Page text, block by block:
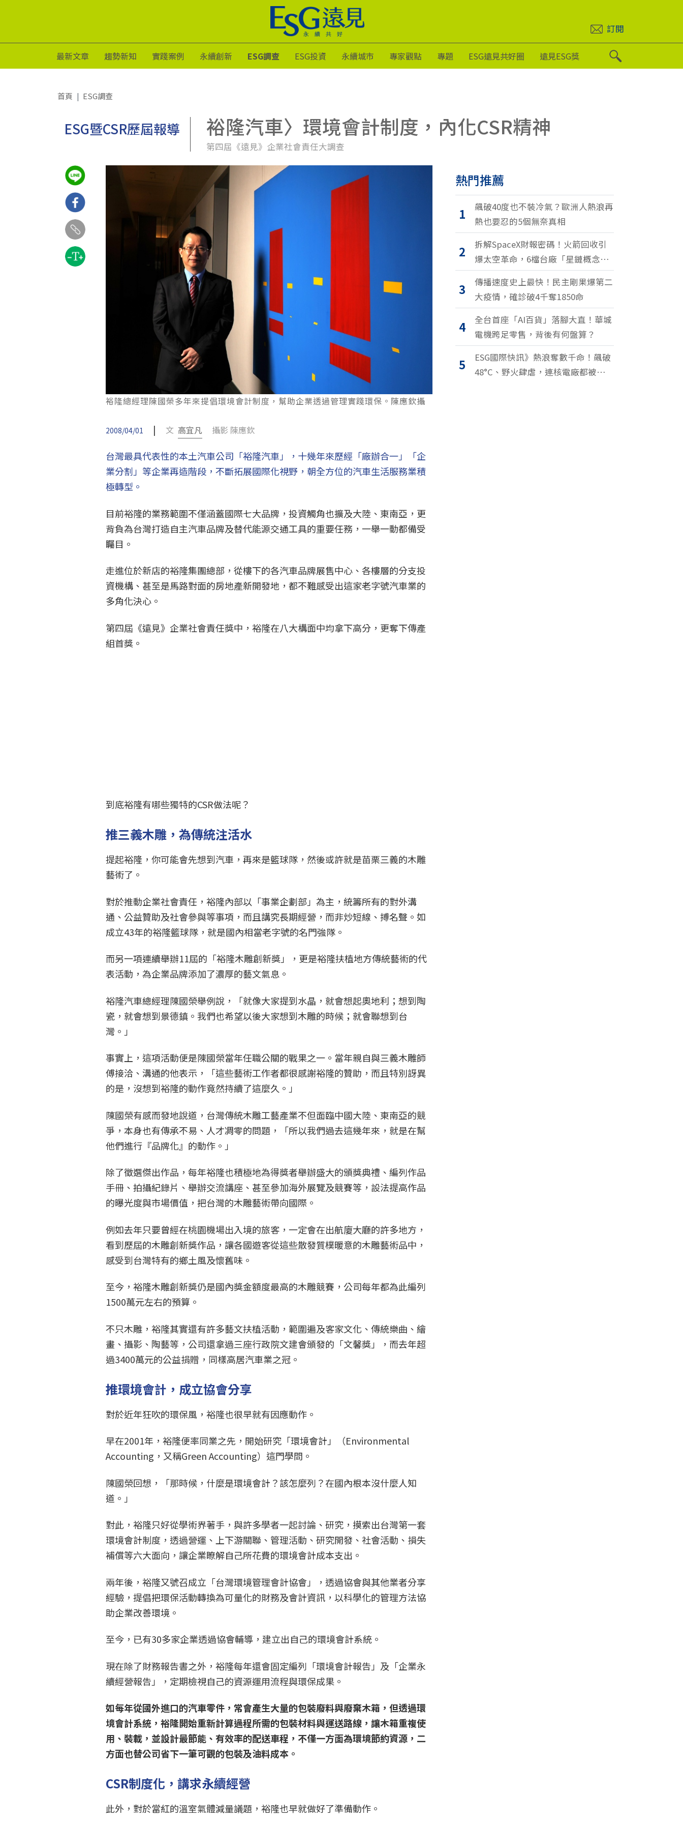
訂閱
最新文章 趨勢新知 實踐案例 永續創新 ESG調查 ESG投資 永續城市 專家觀點 專題 ESG遠見共好圈 遠見ESG獎
首頁 ESG調查
ESG暨CSR歷屆報導 裕隆汽車〉環境會計制度，內化CSR精神
第四屆《遠見》企業社會責任大調查
裕隆總經理陳國榮多年來提倡環境會計制度，幫助企業透過管理實踐環保。陳應欽攝
2008/04/01 | 文 高宜凡 攝影 陳應欽
台灣最具代表性的本土汽車公司「裕隆汽車」，十幾年來歷經「廠辦合一」「企
業分割」等企業再造階段，不斷拓展國際化視野，朝全方位的汽車生活服務業積
極轉型。
目前裕隆的業務範圍不僅涵蓋國際七大品牌，投資觸角也擴及大陸、東南亞，更
背負為台灣打造自主汽車品牌及替代能源交通工具的重要任務，一舉一動都備受
矚目。
走進位於新店的裕隆集團總部，從樓下的各汽車品牌展售中心、各樓層的分支投
資機構、甚至是馬路對面的房地產新開發地，都不難感受出這家老字號汽車業的
多角化決心。
第四屆《遠見》企業社會責任獎中，裕隆在八大構面中均拿下高分，更奪下傳產
組首獎。
到底裕隆有哪些獨特的CSR做法呢？
推三義木雕，為傳統注活水
提起裕隆，你可能會先想到汽車，再來是籃球隊，然後或許就是苗栗三義的木雕
藝術了。
對於推動企業社會責任，裕隆內部以「事業企劃部」為主，統籌所有的對外溝
通、公益贊助及社會參與等事項，而且講究長期經營，而非炒短線、搏名聲。如
成立43年的裕隆籃球隊，就是國內相當老字號的名門強隊。
而另一項連續舉辦11屆的「裕隆木雕創新獎」，更是裕隆扶植地方傳統藝術的代
表活動，為企業品牌添加了濃厚的藝文氣息。
裕隆汽車總經理陳國榮舉例說，「就像大家提到水晶，就會想起奧地利；想到陶
瓷，就會想到景德鎮。我們也希望以後大家想到木雕的時候；就會聯想到台
灣。」
事實上，這項活動便是陳國榮當年任職公關的戰果之一。當年親自與三義木雕師
傅接洽、溝通的他表示，「這些藝術工作者都很感謝裕隆的贊助，而且特別訝異
的是，沒想到裕隆的動作竟然持續了這麼久。」
陳國榮有感而發地說道，台灣傳統木雕工藝產業不但面臨中國大陸、東南亞的競
爭，本身也有傳承不易、人才凋零的問題，「所以我們過去這幾年來，就是在幫
他們進行『品牌化』的動作。」
除了徵選傑出作品，每年裕隆也積極地為得獎者舉辦盛大的頒獎典禮、編列作品
手冊、拍攝紀錄片、舉辦交流講座、甚至參加海外展覽及競賽等，設法提高作品
的曝光度與市場價值，把台灣的木雕藝術帶向國際。
例如去年只要曾經在桃園機場出入境的旅客，一定會在出航廈大廳的許多地方，
看到歷屆的木雕創新獎作品，讓各國遊客從這些散發質樸暖意的木雕藝術品中，
感受到台灣特有的鄉土風及懷舊味。
至今，裕隆木雕創新獎仍是國內獎金額度最高的木雕競賽，公司每年都為此編列
1500萬元左右的預算。
不只木雕，裕隆其實還有許多藝文扶植活動，範圍遍及客家文化、傳統樂曲、繪
畫、攝影、陶藝等，公司還拿過三座行政院文建會頒發的「文馨獎」，而去年超
過3400萬元的公益捐贈，同樣高居汽車業之冠。
推環境會計，成立協會分享
對於近年狂吹的環保風，裕隆也很早就有因應動作。
早在2001年，裕隆便率同業之先，開始研究「環境會計」（Environmental
Accounting，又稱Green Accounting）這門學問。
陳國榮回想，「那時候，什麼是環境會計？該怎麼列？在國內根本沒什麼人知
道。」
對此，裕隆只好從學術界著手，與許多學者一起討論、研究，摸索出台灣第一套
環境會計制度，透過營運、上下游關聯、管理活動、研究開發、社會活動、損失
補償等六大面向，讓企業瞭解自己所花費的環境會計成本支出。
兩年後，裕隆又號召成立「台灣環境管理會計協會」，透過協會與其他業者分享
經驗，提倡把環保活動轉換為可量化的財務及會計資訊，以科學化的管理方法協
助企業改善環境。
至今，已有30多家企業透過協會輔導，建立出自己的環境會計系統。
現在除了財務報告書之外，裕隆每年還會固定編列「環境會計報告」及「企業永
續經營報告」，定期檢視自己的資源運用流程與環保成果。
如每年從國外進口的汽車零件，常會產生大量的包裝廢料與廢棄木箱，但透過環
境會計系統，裕隆開始重新計算過程所需的包裝材料與運送路線，讓木箱重複使
用、裝載，並設計最節能、有效率的配送車程，不僅一方面為環境節約資源，二
方面也替公司省下一筆可觀的包裝及油料成本。
CSR制度化，講求永續經營
此外，對於當紅的溫室氣體減量議題，裕隆也早就做好了準備動作。
熱門推薦
1
飆破40度也不裝冷氣？歐洲人熱浪再
熱也要忍的5個無奈真相
2
拆解SpaceX財報密碼！火箭回收引
爆太空革命，6檔台廠「星鏈概念
股」搶紅利
3
傳播速度史上最快！民主剛果爆第二
大疫情，確診破4千奪1850命
4
全台首座「AI百貨」落腳大直！華城
電機跨足零售，背後有何盤算？
5
ESG國際快訊》熱浪奪數千命！飆破
48°C、野火肆虐，連核電廠都被逼停